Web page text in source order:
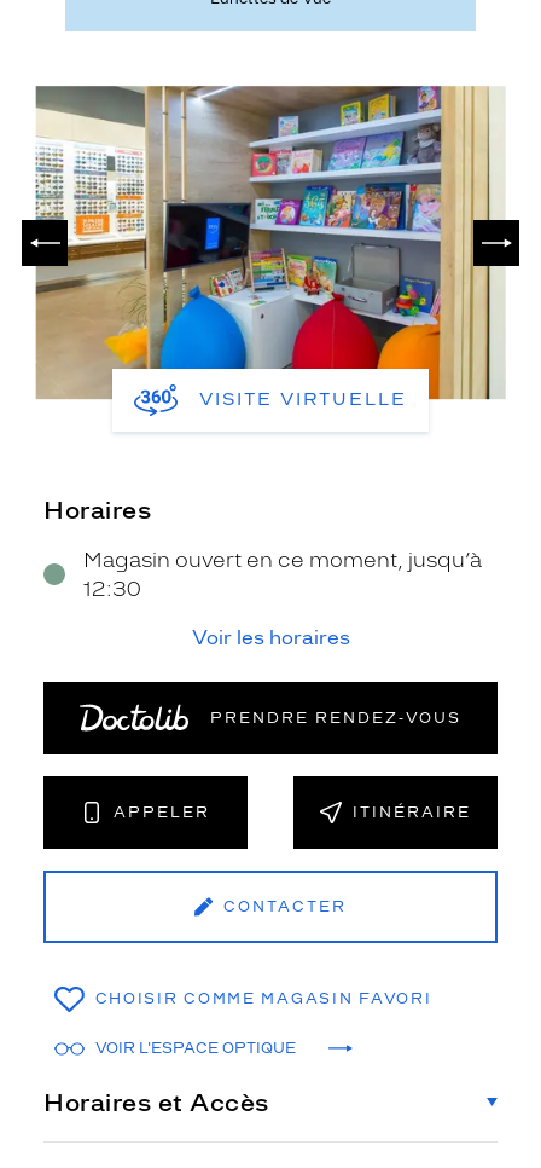
PRÉCÉDENT
VISITE VIRTUELLE
Horaires
Magasin ouvert en ce moment, jusqu’à
12:30
Voir les horaires
PRENDRE RENDEZ‑VOUS
APPELER ITINÉRAIRE
CONTACTER
CHOISIR COMME MAGASIN FAVORI
VOIR L'ESPACE OPTIQUE
Horaires et Accès